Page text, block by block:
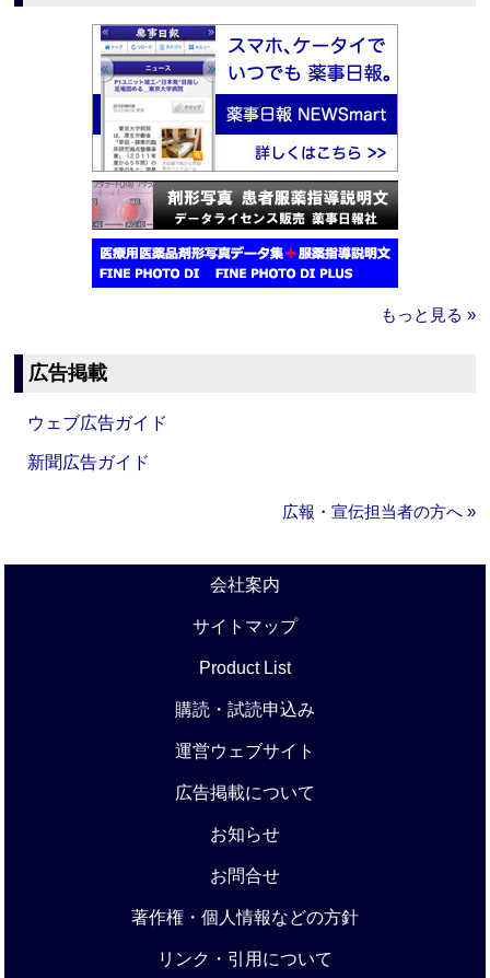
もっと見る »
広告掲載
ウェブ広告ガイド
新聞広告ガイド
広報・宣伝担当者の方へ »
会社案内
サイトマップ
Product List
購読・試読申込み
運営ウェブサイト
広告掲載について
お知らせ
お問合せ
著作権・個人情報などの方針
リンク・引用について